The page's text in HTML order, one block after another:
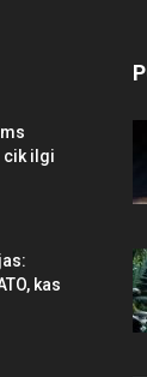
cik ilgi
kas